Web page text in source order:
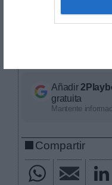
2Playbook, cuya
más de 6.600
Añadir
gratuita
Mantente
Compartir